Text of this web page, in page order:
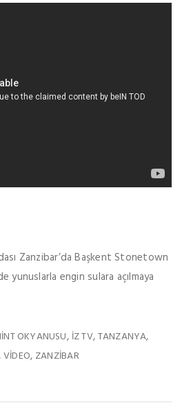
Zanzibar’da Başkent Stonetown
yunuslarla engin sulara açılmaya
OKYANUSU, IZ TV,TANZANYA,
VIDEO, ZANZIBAR